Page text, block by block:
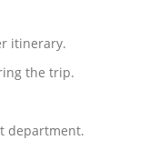
itinerary.
the trip.
department.